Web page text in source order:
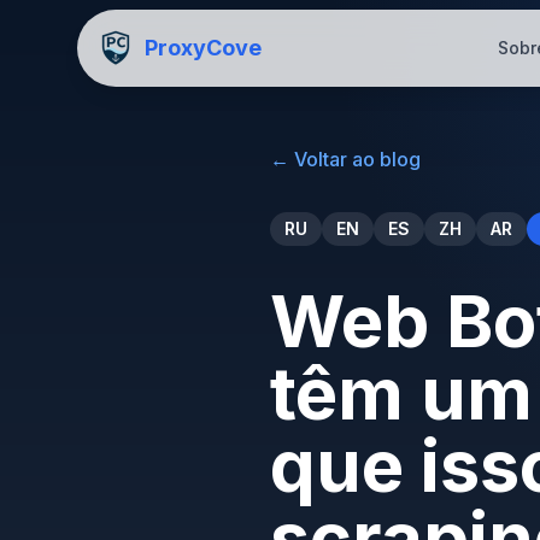
ProxyCove
← Voltar ao blog
RU EN ES ZH AR
Web
têm
que